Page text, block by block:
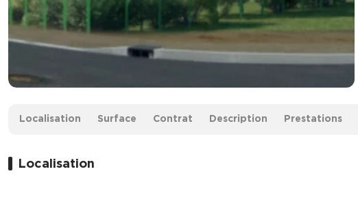
Localisation Surface Contrat Description Prestations
Localisation